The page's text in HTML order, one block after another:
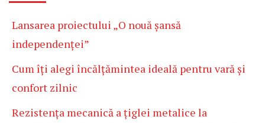
Lansarea proiectului „O nouă șansă
independenței”
Cum îți alegi încălțămintea ideală pentru vară și
confort zilnic
Rezistența mecanică a țiglei metalice la